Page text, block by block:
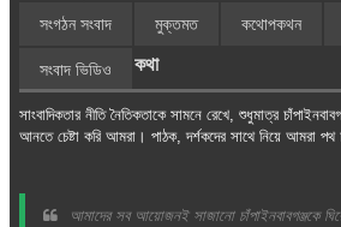
সংগঠন সংবাদ মুক্তমত কথোপকথন
সংবাদ ভিডিও কথা
সাংবাদিকতার নীতি নৈতিকতাকে সামনে রেখে, শুধুমাত্র
আনতে চেষ্টা করি আমরা। পাঠক, দর্শকদের সাথে নিয়ে আমরা
আমাদের সব আয়োজনই সাজানো চাঁপাইনবাবগঞ্জকে